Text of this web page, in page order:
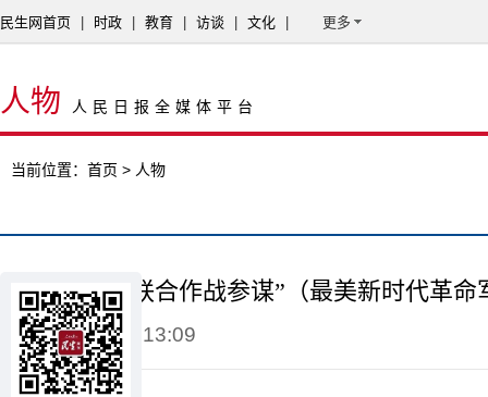
民生网首页 时政 教育 访谈 文化 更多
人物 人民日报全媒体平台
当前位置： 首页 > 人物
“做能托底的联合作战参谋”（最美新时代革命
2026-08-10 11:13:09